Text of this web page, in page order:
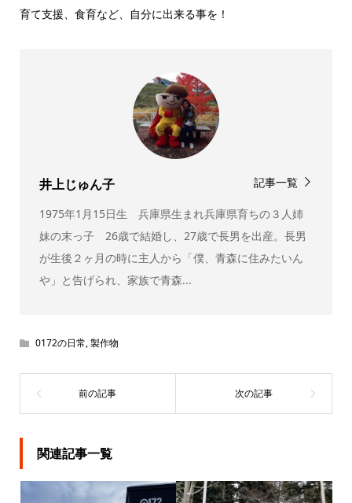
育て支援、食育など、自分に出来る事を！
記事一覧
井上じゅん子
1975年1月15日生 兵庫県生まれ兵庫県育ちの３人姉
妹の末っ子 26歳で結婚し、27歳で長男を出産。長男
が生後２ヶ月の時に主人から「僕、青森に住みたいん
や」と告げられ、家族で青森...
0172の日常,製作物
関連記事一覧